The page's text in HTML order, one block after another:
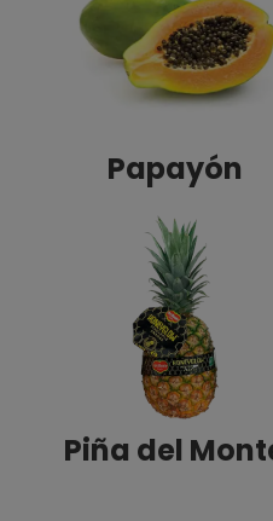
Papayón
Piña del